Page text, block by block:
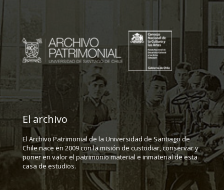
El archivo
El Archivo Patrimonial de la Universidad de Santiago de
Chile nace en 2009 con la misión de custodiar, conservar y
poner en valor el patrimonio material e inmaterial de esta
casa de estudios.